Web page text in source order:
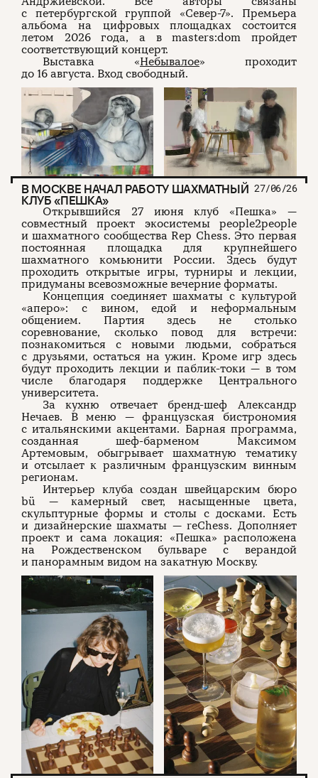
с петербургской группой «Север-7». Премьера
альбома на цифровых площадках состоится
летом 2026 года, а в masters:dom пройдет
соответствующий концерт.
Выставка «Небывалое» проходит
до 16 августа. Вход свободный.
В МОСКВЕ НАЧАЛ РАБОТУ ШАХМАТНЫЙ
КЛУБ «ПЕШКА»
27/06/26
Открывшийся 27 июня клуб «Пешка» —
совместный проект экосистемы people2people
и шахматного сообщества Rep Chess. Это первая
постоянная площадка для крупнейшего
шахматного комьюнити России. Здесь будут
проходить открытые игры, турниры и лекции,
придуманы всевозможные вечерние форматы.
Концепция соединяет шахматы с культурой
«аперо»: с вином, едой и неформальным
общением. Партия здесь не столько
соревнование, сколько повод для встречи:
познакомиться с новыми людьми, собраться
с друзьями, остаться на ужин. Кроме игр здесь
будут проходить лекции и паблик-токи — в том
числе благодаря поддержке Центрального
университета.
За кухню отвечает бренд-шеф Александр
Нечаев. В меню — французская бистрономия
с итальянскими акцентами. Барная программа,
созданная шеф-барменом Максимом
Артемовым, обыгрывает шахматную тематику
и отсылает к различным французским винным
регионам.
Интерьер клуба создан швейцарским бюро
bü — камерный свет, насыщенные цвета,
скульптурные формы и столы с досками. Есть
и дизайнерские шахматы — reChess. Дополняет
проект и сама локация: «Пешка» расположена
на Рождественском бульваре с верандой
и панорамным видом на закатную Москву.